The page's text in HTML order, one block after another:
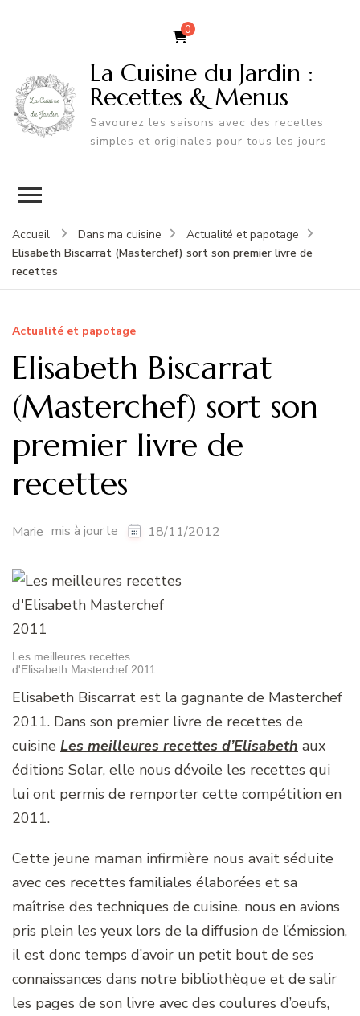
0
La Cuisine du Jardin :
Recettes & Menus
Savourez les saisons avec des recettes
simples et originales pour tous les jours
Accueil Dans ma cuisine
Actualité et papotage
Elisabeth Biscarrat (Masterchef) sort son premier livre de
recettes
Actualité et papotage
Elisabeth Biscarrat
(Masterchef) sort son
premier livre de
recettes
Marie mis à jour le 18/11/2012
Les meilleures recettes
d'Elisabeth Masterchef 2011
Elisabeth Biscarrat est la gagnante de Masterchef
2011. Dans son premier livre de recettes de
cuisine Les meilleures recettes d’Elisabeth aux
éditions Solar, elle nous dévoile les recettes qui
lui ont permis de remporter cette compétition en
2011.
Cette jeune maman infirmière nous avait séduite
avec ces recettes familiales élaborées et sa
maîtrise des techniques de cuisine. nous en avions
pris plein les yeux lors de la diffusion de l’émission,
il est donc temps d’avoir un petit bout de ses
connaissances dans notre bibliothèque et de salir
les pages de son livre avec des coulures d’oeufs,